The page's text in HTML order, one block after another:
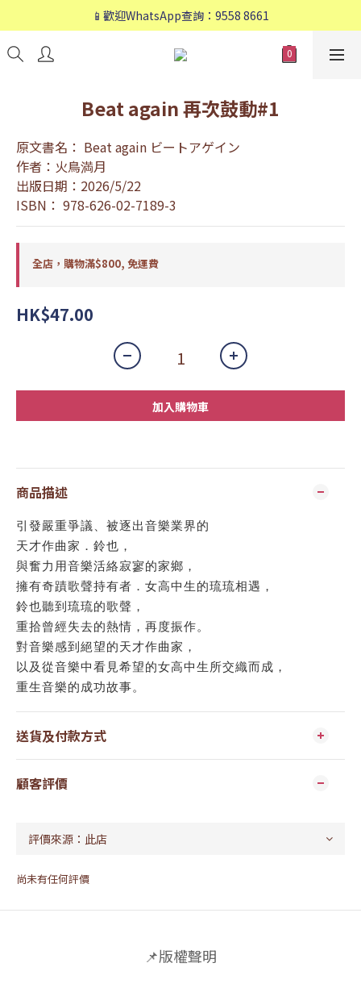
📱歡迎WhatsApp查詢：9558 8661
📱歡迎WhatsApp查詢：9558 8661
❤️會員專享：🛍購物滿💰HK$800，🚚免運費❤️
Beat again 再次鼓動#1
原文書名： Beat again ビートアゲイン
作者：火鳥満月
出版日期：2026/5/22
ISBN： 978-626-02-7189-3
全店，購物滿$800, 免運費
HK$47.00
加入購物車
商品描述
引發嚴重爭議、被逐出音樂業界的
天才作曲家．鈴也，
與奮力用音樂活絡寂寥的家鄉，
擁有奇蹟歌聲持有者．女高中生的琉琉相遇，
鈴也聽到琉琉的歌聲，
重拾曾經失去的熱情，再度振作。
對音樂感到絕望的天才作曲家，
以及從音樂中看見希望的女高中生所交織而成，
重生音樂的成功故事。
送貨及付款方式
顧客評價
尚未有任何評價
📌版權聲明